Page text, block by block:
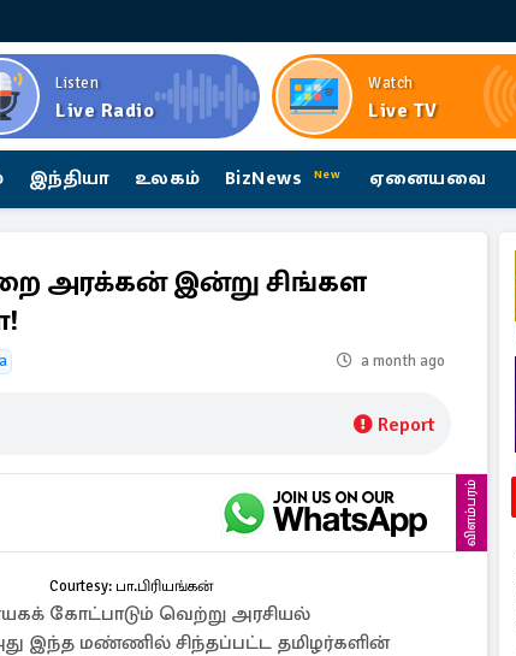
Listen
Live Radio
Watch
Live TV
இந்தியா உலகம் BizNews New ஏனையவை
அரக்கன் இன்று சிங்கள
a month ago
Report
விளம்பரம்
Courtesy: பா.பிரியங்கன்
கோட்பாடும் வெற்று அரசியல்
இந்த மண்ணில் சிந்தப்பட்ட தமிழர்களின்